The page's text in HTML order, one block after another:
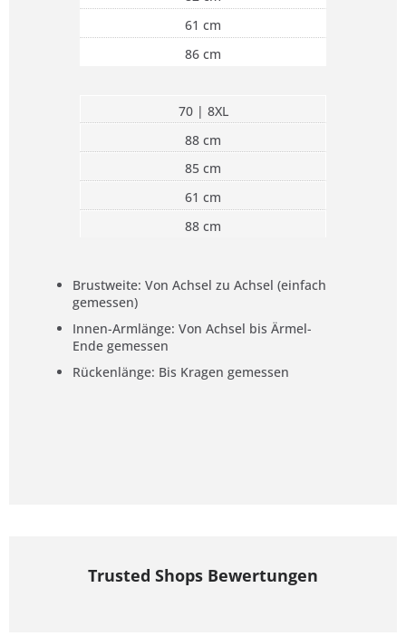
61 cm
86 cm
70 | 8XL
88 cm
85 cm
61 cm
88 cm
Brustweite: Von Achsel zu Achsel (einfach
gemessen)
Innen-Armlänge: Von Achsel bis Ärmel-
Ende gemessen
Rückenlänge: Bis Kragen gemessen
Trusted Shops Bewertungen